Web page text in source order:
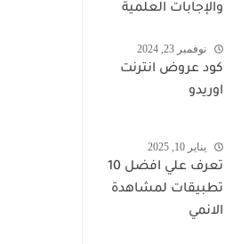
والإجابات العلمية
نوفمبر 23, 2024
كود عروض انترنت
اوريدو
يناير 10, 2025
تعرف علي افضل 10
تطبيقات لمشاهدة
الانمي